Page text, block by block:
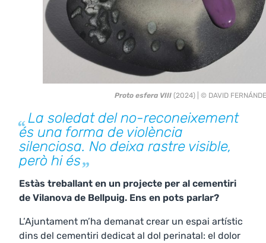
Proto esfera VIII (2024) | © DAVID
La soledat del no-reconeixement
és una forma de violència
silenciosa. No deixa rastre visible,
però hi és
Estàs treballant en un projecte per al cementiri
de Vilanova de Bellpuig. Ens en pots parlar?
L’Ajuntament m’ha demanat crear un espai artístic
dins del cementiri dedicat al dol perinatal: el dolor